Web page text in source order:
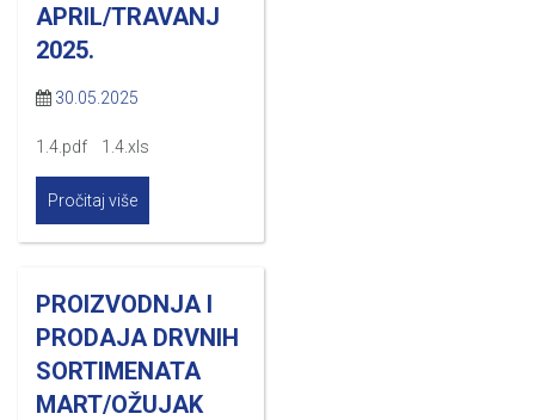
APRIL/TRAVANJ
2025.
30.05.2025
1.4.pdf 1.4.xls
Pročitaj više
PROIZVODNJA I
PRODAJA DRVNIH
SORTIMENATA
MART/OŽUJAK